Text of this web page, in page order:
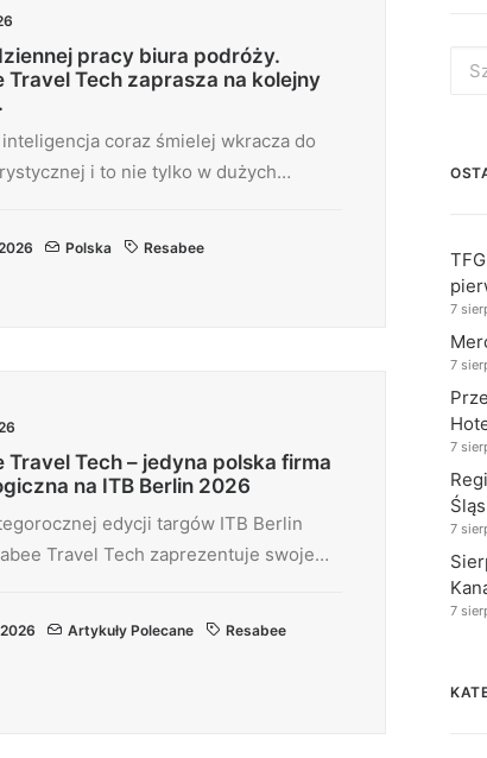
pracy biura podróży.
Travel Tech zaprasza na kolejny
coraz śmielej wkracza do
i to nie tylko w dużych…
Polska Resabee
Travel Tech – jedyna polska firma
na ITB Berlin 2026
edycji targów ITB Berlin
Travel Tech zaprezentuje swoje…
Artykuły Polecane Resabee
for:
7
7
7
7
7